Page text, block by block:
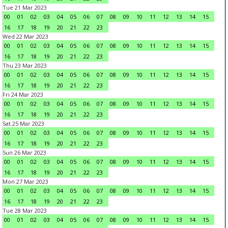
Tue 21 Mar 2023
00
01 02 03 04 05 06 07 08 09 10 11 12 13 14
15
16
17 18 19 20 21 22
23
Wed 22 Mar 2023
00
01 02 03 04 05 06 07 08 09 10 11 12 13 14
15
16
17 18 19 20 21 22
23
Thu 23 Mar 2023
00
01 02 03 04 05 06 07 08 09 10 11 12 13 14
15
16
17 18 19 20 21 22
23
Fri 24 Mar 2023
00
01 02 03 04 05 06 07 08 09 10 11 12 13 14
15
16
17 18 19 20 21 22
23
Sat 25 Mar 2023
00
01 02 03 04 05 06 07 08 09 10 11 12 13 14
15
16
17 18 19 20 21 22
23
Sun 26 Mar 2023
00
01 02 03 04 05 06 07 08 09 10 11 12 13 14
15
16
17 18 19 20 21 22
23
Mon 27 Mar 2023
00
01 02 03 04 05 06 07 08 09 10 11 12 13 14
15
16
17 18 19 20 21 22
23
Tue 28 Mar 2023
00
01 02 03 04 05 06 07 08 09 10 11 12 13 14
15